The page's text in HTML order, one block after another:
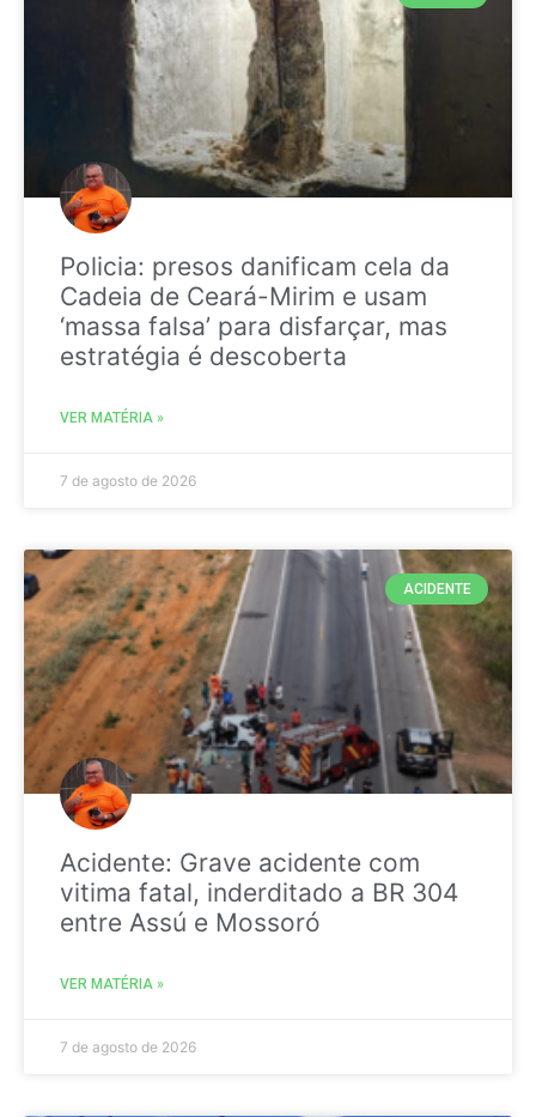
Policia: presos danificam cela da
Cadeia de Ceará-Mirim e usam
‘massa falsa’ para disfarçar, mas
estratégia é descoberta
VER MATÉRIA »
7 de agosto de 2026
ACIDENTE
Acidente: Grave acidente com
vitima fatal, inderditado a BR 304
entre Assú e Mossoró
VER MATÉRIA »
7 de agosto de 2026